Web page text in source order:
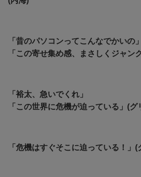
「昔のパソコンってこんなでかいの」
「この寄せ集め感、まさしくジャン
「裕太、急いでくれ」
「この世界に危機が迫っている」(グ
「危機はすぐそこに迫っている！」